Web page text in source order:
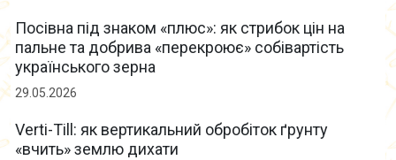
Посівна під знаком «плюс»: як стрибок цін на
пальне та добрива «перекроює» собівартість
українського зерна
29.05.2026
Verti-Till: як вертикальний обробіток ґрунту
«вчить» землю дихати